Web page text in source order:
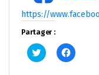
https://
Partager :
Cliquez
pour
Cliquez
pour